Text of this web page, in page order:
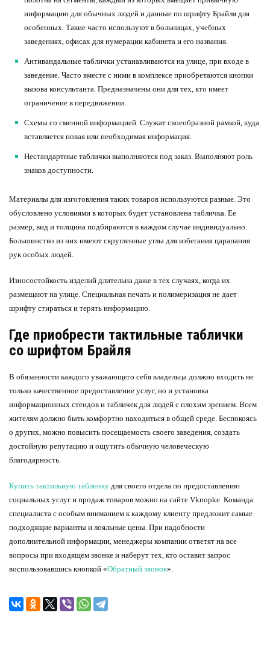
информацию для обычных людей и данные по шрифту Брайля для
особенных. Такие часто используют в больницах, учебных
заведениях, офисах для нумерации кабинета и его названия.
Антивандальные таблички устанавливаются на улице, при входе в
заведение. Часто вместе с ними в комплексе приобретаются кнопки
вызова консультанта. Предназначены они для тех, кто имеет
ограничение в передвижении.
Схемы со сменной информацией. Служат своеобразной рамкой, куда
вставляется новая или необходимая информация.
Нестандартные таблички выполняются под заказ. Выполняют роль
знаков доступности.
Материалы для изготовления таких товаров используются разные. Это
обусловлено условиями в которых будет установлена табличка. Ее
размер, вид и толщина подбираются в каждом случае индивидуально.
Большинство из них имеют скругленные углы для избегания царапания
рук особых людей.
Износостойкость изделий длительна даже в тех случаях, когда их
размещают на улице. Специальная печать и полимеризация не дает
шрифту стираться и терять информацию.
Где приобрести тактильные таблички
со шрифтом Брайля
В обязанности каждого уважающего себя владельца должно входить не
только качественное предоставление услуг, но и установка
информационных стендов и табличек для людей с плохим зрением. Всем
жителям должно быть комфортно находиться в общей среде. Беспокоясь
о других, можно повысить посещаемость своего заведения, создать
достойную репутацию и ощутить обычную человеческую
благодарность.
Купить тактильную табличку для своего отдела по предоставлению
социальных услуг и продаж товаров можно на сайте Vknopke. Команда
специалиста с особым вниманием к каждому клиенту предложит самые
подходящие варианты и лояльные цены. При надобности
дополнительной информации, менеджеры компании ответят на все
вопросы при входящем звонке и наберут тех, кто оставит запрос
воспользовавшись кнопкой «Обратный звонок».